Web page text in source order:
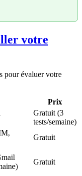
votre
pour évaluer votre
Prix
Gratuit (3
tests/semaine)
Gratuit
Gratuit